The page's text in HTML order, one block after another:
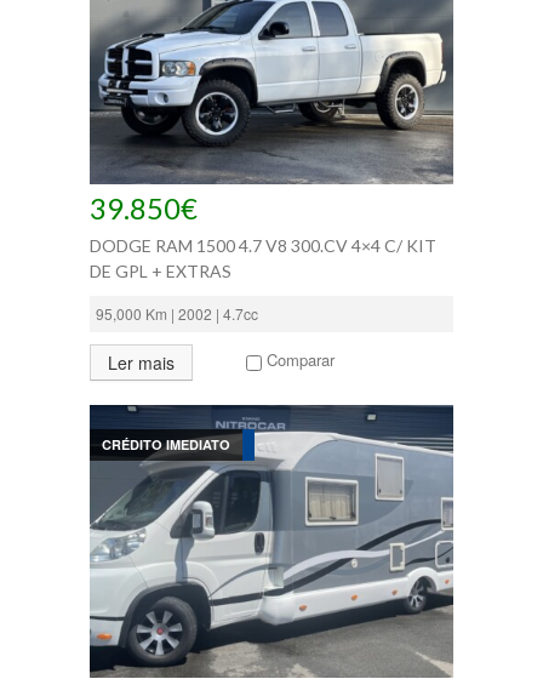
39.850€
DODGE RAM 1500 4.7 V8 300.CV 4×4 C/ KIT
DE GPL + EXTRAS
95,000 Km | 2002 | 4.7cc
Ler mais Comparar
CRÉDITO IMEDIATO